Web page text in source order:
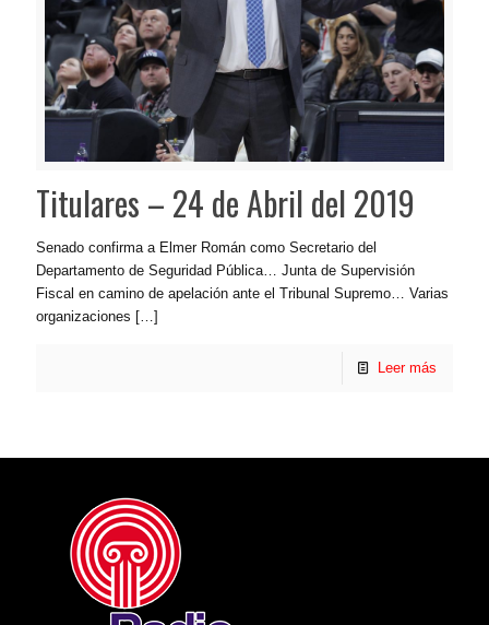
Titulares – 24 de Abril del 2019
Senado confirma a Elmer Román como Secretario del
Departamento de Seguridad Pública… Junta de Supervisión
Fiscal en camino de apelación ante el Tribunal Supremo… Varias
organizaciones […]
Leer más